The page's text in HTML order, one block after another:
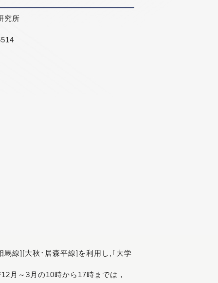
究所
線][大秋･居森平線]を利用し,｢大学
月～3月の10時から17時までは，